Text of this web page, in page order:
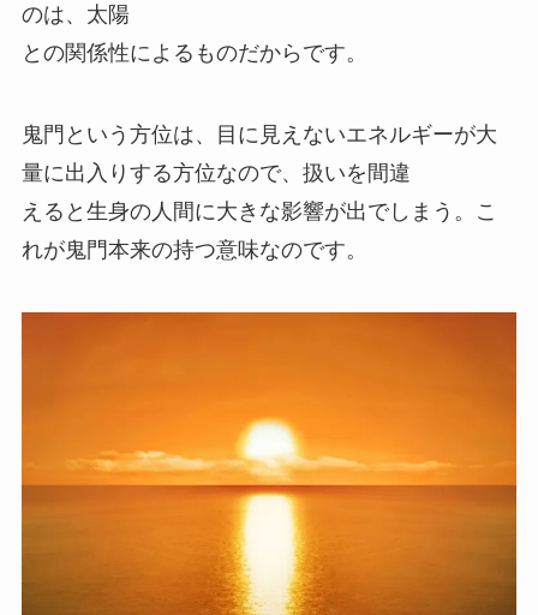
のは、太陽
との関係性によるものだからです。
鬼門という方位は、目に見えないエネルギーが大
量に出入りする方位なので、扱いを間違
えると生身の人間に大きな影響が出でしまう。こ
れが鬼門本来の持つ意味なのです。